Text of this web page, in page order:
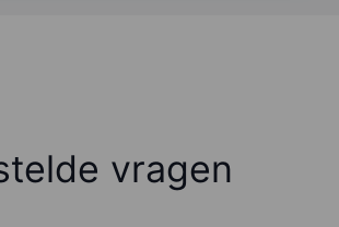
vragen